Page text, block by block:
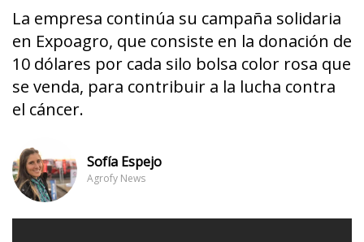
La empresa continúa su campaña solidaria
en Expoagro, que consiste en la donación de
10 dólares por cada silo bolsa color rosa que
se venda, para contribuir a la lucha contra
el cáncer.
Sofía Espejo
Agrofy News